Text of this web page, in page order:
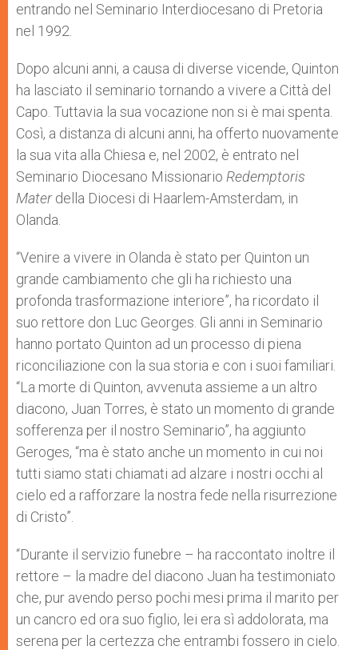
entrando nel Seminario Interdiocesano di Pretoria
nel 1992.
Dopo alcuni anni, a causa di diverse vicende, Quinton
ha lasciato il seminario tornando a vivere a Città del
Capo. Tuttavia la sua vocazione non si è mai spenta.
Così, a distanza di alcuni anni, ha offerto nuovamente
la sua vita alla Chiesa e, nel 2002, è entrato nel
Seminario Diocesano Missionario Redemptoris
Materdella Diocesi di Haarlem-Amsterdam, in
Olanda.
“Venire a vivere in Olanda è stato per Quinton un
grande cambiamento che gli ha richiesto una
profonda trasformazione interiore”, ha ricordato il
suo rettore don Luc Georges. Gli anni in Seminario
hanno portato Quinton ad un processo di piena
riconciliazione con la sua storia e con i suoi familiari.
“La morte di Quinton, avvenuta assieme a un altro
diacono, Juan Torres, è stato un momento di grande
sofferenza per il nostro Seminario”, ha aggiunto
Geroges, “ma è stato anche un momento in cui noi
tutti siamo stati chiamati ad alzare i nostri occhi al
cielo ed a rafforzare la nostra fede nella risurrezione
di Cristo”.
“Durante il servizio funebre – ha raccontato inoltre il
rettore – la madre del diacono Juan ha testimoniato
che, pur avendo perso pochi mesi prima il marito per
un cancro ed ora suo figlio, lei era sì addolorata, ma
serena per la certezza che entrambi fossero in cielo.